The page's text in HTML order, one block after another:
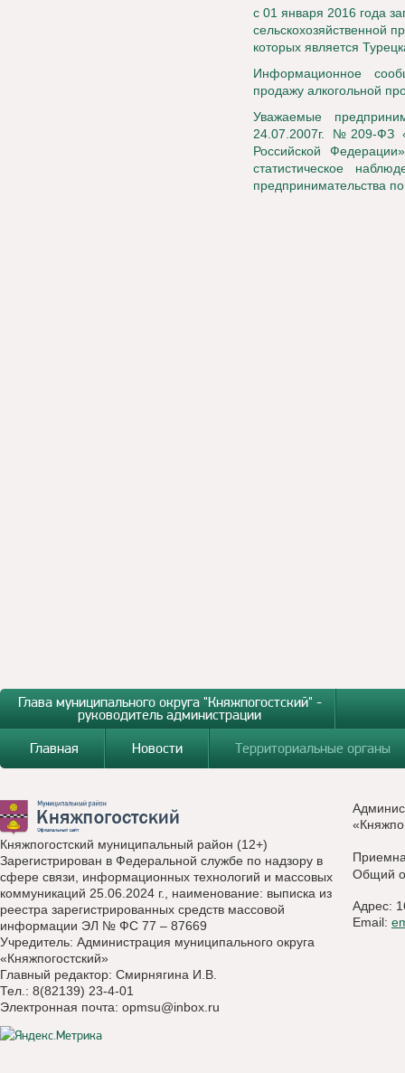
с 01 января 2016 года
сельскохозяйственной
которых является
Информационное
продажу алкогольной
Уважаемые
24.07.2007г. №209-ФЗ
Российской
статистическое
предпринимательства
Глава муниципального округа "Княжпогостский" -
руководитель администрации
Главная
Новости Территориальные органы
Княжпогостский муниципальный район (12+)
Зарегистрирован в Федеральной службе по надзору в
сфере связи, информационных технологий и массовых
коммуникаций 25.06.2024 г., наименование: выписка из
реестра зарегистрированных средств массовой
информации ЭЛ № ФС 77 – 87669
Учредитель: Администрация муниципального округа
«Княжпогостский»
Главный редактор: Смирнягина И.В.
Тел.: 8(82139) 23-4-01
Электронная почта: opmsu@inbox.ru
Общий
Адрес:
Email: